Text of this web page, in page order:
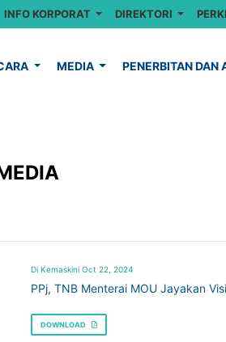
INFO KORPORAT DIREKTORI
MEDIA PENERBITAN DAN
Di Kemaskini Oct 22, 2024
PPj, TNB Menterai MOU Jayakan
DOWNLOAD